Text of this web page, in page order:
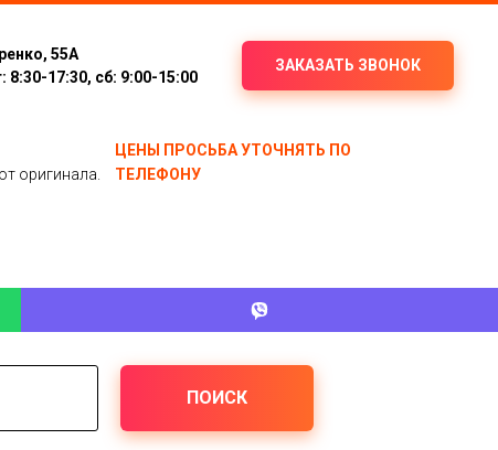
55А
17:30, сб: 9:00-15:00
ЗАКАЗАТЬ ЗВОНОК
ЦЕНЫ ПРОСЬБА УТОЧНЯТЬ ПО
ТЕЛЕФОНУ
оригинала.
ПОИСК